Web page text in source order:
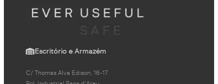
Escritório e Armazém
C/ Thomas Alva Edison, 16-17